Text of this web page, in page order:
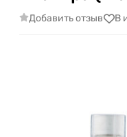
Добавить отзыв В